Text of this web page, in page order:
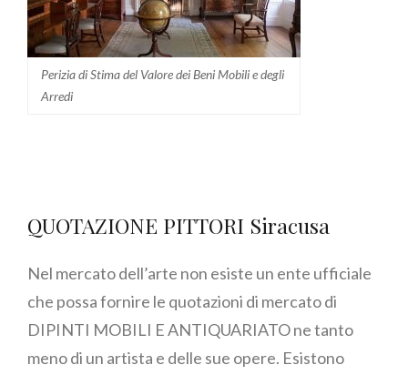
Perizia di Stima del Valore dei Beni Mobili e degli
Arredi
QUOTAZIONE PITTORI Siracusa
Nel mercato dell’arte non esiste un ente ufficiale
che possa fornire le quotazioni di mercato di
DIPINTI MOBILI E ANTIQUARIATO ne tanto
meno di un artista e delle sue opere. Esistono